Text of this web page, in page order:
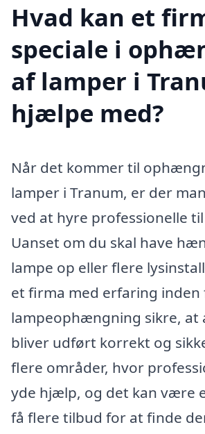
Hvad kan et
speciale i
af lamper i
hjælpe med?
Når det kommer til
lamper i Tranum, er der
ved at hyre professionelle
Uanset om du skal have
lampe op eller flere
et firma med erfaring inden
lampeophængning sikre, at
bliver udført korrekt og
flere områder, hvor
yde hjælp, og det kan være
få flere tilbud for at finde